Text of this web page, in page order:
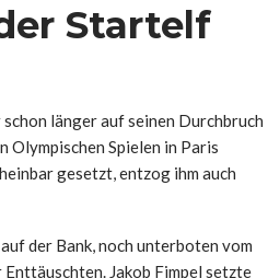
Startelf
länger auf seinen Durchbruch
Olympischen Spielen in Paris
gesetzt, entzog ihm auch
der Bank, noch unterboten vom
Jakob Fimpel setzte